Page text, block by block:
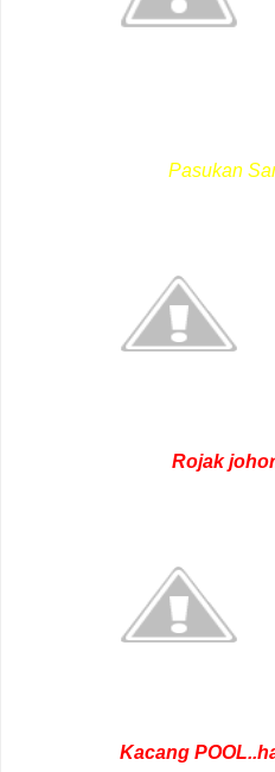
Pasukan
Rojak
Kacang